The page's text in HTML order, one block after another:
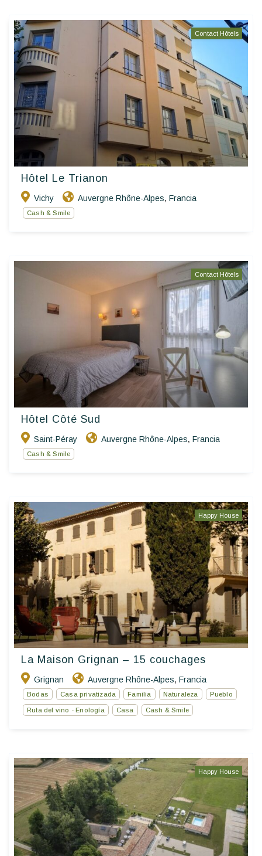
Contact Hôtels
Hôtel Le Trianon
Vichy Auvergne Rhône-Alpes, Francia
Cash & Smile
Contact Hôtels
Hôtel Côté Sud
Saint-Péray Auvergne Rhône-Alpes, Francia
Cash & Smile
Happy House
La Maison Grignan – 15 couchages
Grignan Auvergne Rhône-Alpes, Francia
Bodas Casa privatizada Familia Naturaleza Pueblo
Ruta del vino - Enología Casa Cash & Smile
Happy House